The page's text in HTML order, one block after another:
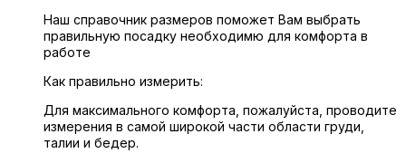
Наш справочник размеров поможет Вам выбрать
правильную посадку необходимю для комфорта в
работе
Как правильно измерить:
Для максимального комфорта, пожалуйста, проводите
измерения в самой широкой части области груди,
талии и бедер.